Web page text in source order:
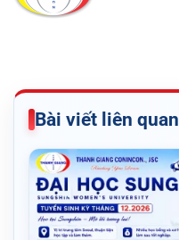
Bài viết liên quan